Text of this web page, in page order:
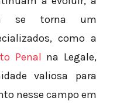
se torna um
como a
Penal na Legale,
valiosa para
nesse campo em